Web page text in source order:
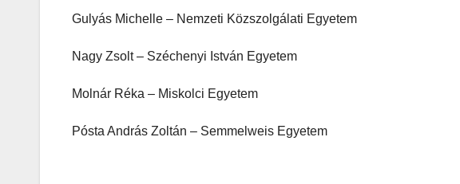
Gulyás Michelle – Nemzeti Közszolgálati Egyetem
Nagy Zsolt – Széchenyi István Egyetem
Molnár Réka – Miskolci Egyetem
Pósta András Zoltán – Semmelweis Egyetem